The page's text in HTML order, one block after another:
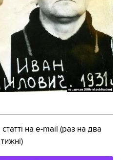
на e-mail (раз на два
тижні)